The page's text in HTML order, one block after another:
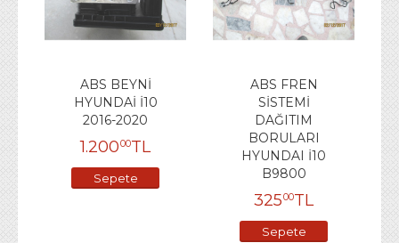
ABS BEYNİ
HYUNDAİ İ10
2016-2020
1.20000TL
Sepete
ABS FREN
SİSTEMİ
DAĞITIM
BORULARI
HYUNDAI İ10
B9800
32500TL
Sepete